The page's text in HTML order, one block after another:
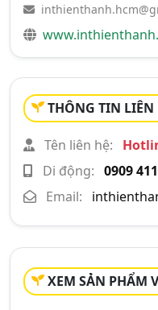
THÔNG TIN LIÊN
Tên liên hệ:
Di động: 0909
Email:
XEM SẢN PHẨM